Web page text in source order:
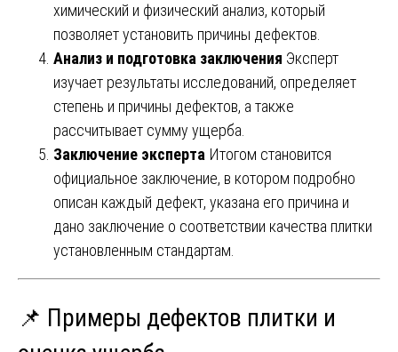
химический и физический анализ, который
позволяет установить причины дефектов.
Анализ и подготовка заключения Эксперт
изучает результаты исследований, определяет
степень и причины дефектов, а также
рассчитывает сумму ущерба.
Заключение эксперта Итогом становится
официальное заключение, в котором подробно
описан каждый дефект, указана его причина и
дано заключение о соответствии качества плитки
установленным стандартам.
📌 Примеры дефектов плитки и